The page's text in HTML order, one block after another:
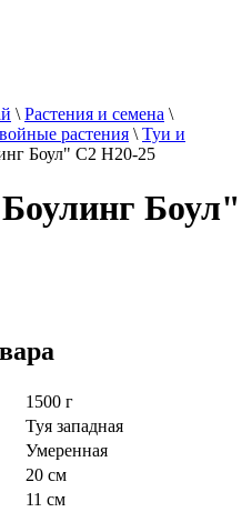
\ Растения и семена \
растения \ Туи и
Боул" С2 H20-25
Боул"
1500 г
Туя западная
Умеренная
20 см
11 см